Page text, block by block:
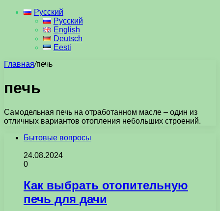
Русский
Русский
English
Deutsch
Eesti
Главная/печь
печь
Самодельная печь на отработанном масле – один из
отличных вариантов отопления небольших строений.
Бытовые вопросы
24.08.2024
0
Как выбрать отопительную
печь для дачи